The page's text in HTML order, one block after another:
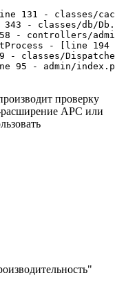
131 - classes/
343 - classes/db/
- controllers/
- [line
- classes/
95 - admin/
проверку
APC или